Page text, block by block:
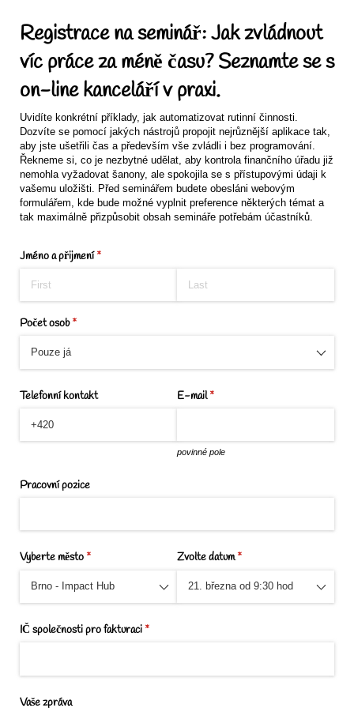
Registrace na seminář: Jak zvládnout
víc práce za méně času? Seznamte se s
on-line kanceláří v praxi.
Uvidíte konkrétní příklady, jak automatizovat rutinní činnosti.
Dozvíte se pomocí jakých nástrojů propojit nejrůznější aplikace tak,
aby jste ušetřili čas a především vše zvládli i bez programování.
Řekneme si, co je nezbytné udělat, aby kontrola finančního úřadu již
nemohla vyžadovat šanony, ale spokojila se s přístupovými údaji k
vašemu uložišti. Před seminářem budete obesláni webovým
formulářem, kde bude možné vyplnit preference některých témat a
tak maximálně přizpůsobit obsah semináře potřebám účastníků.
Jméno a přijmení *
(required)
Počet osob *
(required)
Telefonní kontakt E-mail *
(required)
povinné pole
Pracovní pozice
Vyberte město *
(required) Zvolte datum *
(required)
IČ společnosti pro fakturaci *
(required)
Vaše zpráva